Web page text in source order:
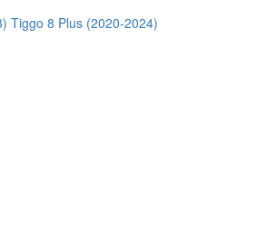
Tiggo 8 Plus (2020-2024)